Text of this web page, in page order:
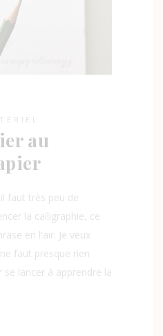
au
faut très peu de
la calligraphie, ce
en l'air. Je veux
faut presque rien
lancer à apprendre la